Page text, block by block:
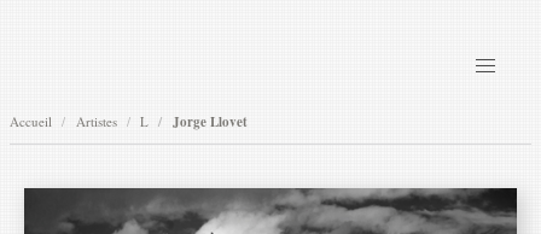
Accueil Artistes L Jorge Llovet